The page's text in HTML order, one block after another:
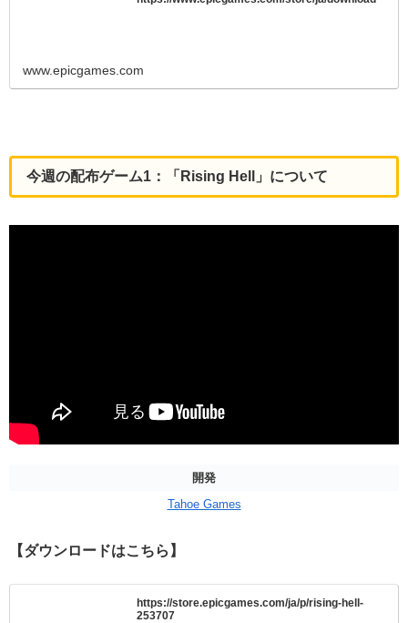
www.epicgames.com
今週の配布ゲーム1：「Rising Hell」について
開発
Tahoe Games
【ダウンロードはこちら】
https://store.epicgames.com/ja/p/rising-hell-
253707